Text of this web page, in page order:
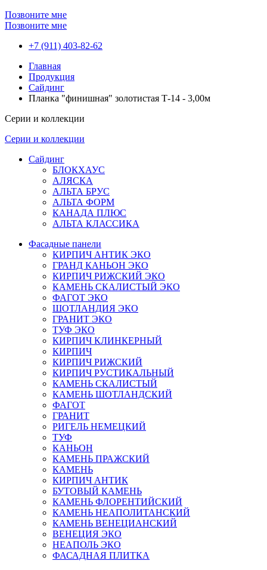
Позвоните мне
Позвоните мне
+7 (911) 403-82-62
Главная
Продукция
Сайдинг
Планка "финишная" золотистая Т-14 - 3,00м
Серии и коллекции
Серии и коллекции
Сайдинг
БЛОКХАУС
АЛЯСКА
АЛЬТА БРУС
АЛЬТА ФОРМ
КАНАДА ПЛЮС
АЛЬТА КЛАССИКА
Фасадные панели
КИРПИЧ АНТИК ЭКО
ГРАНД КАНЬОН ЭКО
КИРПИЧ РИЖСКИЙ ЭКО
КАМЕНЬ СКАЛИСТЫЙ ЭКО
ФАГОТ ЭКО
ШОТЛАНДИЯ ЭКО
ГРАНИТ ЭКО
ТУФ ЭКО
КИРПИЧ КЛИНКЕРНЫЙ
КИРПИЧ
КИРПИЧ РИЖСКИЙ
КИРПИЧ РУСТИКАЛЬНЫЙ
КАМЕНЬ СКАЛИСТЫЙ
КАМЕНЬ ШОТЛАНДСКИЙ
ФАГОТ
ГРАНИТ
РИГЕЛЬ НЕМЕЦКИЙ
ТУФ
КАНЬОН
КАМЕНЬ ПРАЖСКИЙ
КАМЕНЬ
КИРПИЧ АНТИК
БУТОВЫЙ КАМЕНЬ
КАМЕНЬ ФЛОРЕНТИЙСКИЙ
КАМЕНЬ НЕАПОЛИТАНСКИЙ
КАМЕНЬ ВЕНЕЦИАНСКИЙ
ВЕНЕЦИЯ ЭКО
НЕАПОЛЬ ЭКО
ФАСАДНАЯ ПЛИТКА